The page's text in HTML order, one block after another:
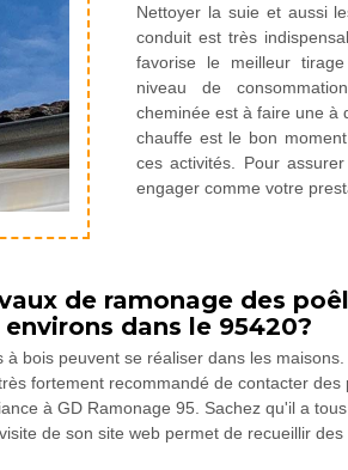
Nettoyer la suie et aussi
conduit est très
favorise le meilleur
niveau de
cheminée est à faire une à
chauffe est le bon
ces activités. Pour
engager comme votre
de ramonage des
dans le 95420?
bois peuvent se réaliser dans les
fortement recommandé de contacter
à GD Ramonage 95. Sachez qu'il a
de son site web permet de recueillir